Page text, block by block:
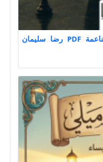
تحميل كتاب جريمة الأصابع الناعمة PDF رضا سليمان